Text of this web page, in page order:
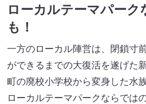
ローカルテーマパーク
も！
一方のローカル陣営は、閉鎖寸
ができるまでの大復活を遂げた
町の廃校小学校から変身した水
ローカルテーマパークならでは